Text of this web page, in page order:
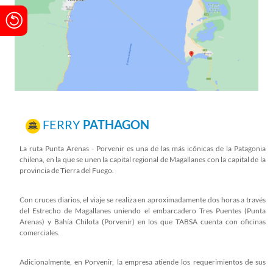
FERRY PATHAGON
La ruta Punta Arenas - Porvenir es una de las más icónicas de la Patagonia
chilena, en la que se unen la capital regional de Magallanes con la capital de la
provincia de Tierra del Fuego.
Con cruces diarios, el viaje se realiza en aproximadamente dos horas a través
del Estrecho de Magallanes uniendo el embarcadero Tres Puentes (Punta
Arenas) y Bahía Chilota (Porvenir) en los que TABSA cuenta con oficinas
comerciales.
Adicionalmente, en Porvenir, la empresa atiende los requerimientos de sus